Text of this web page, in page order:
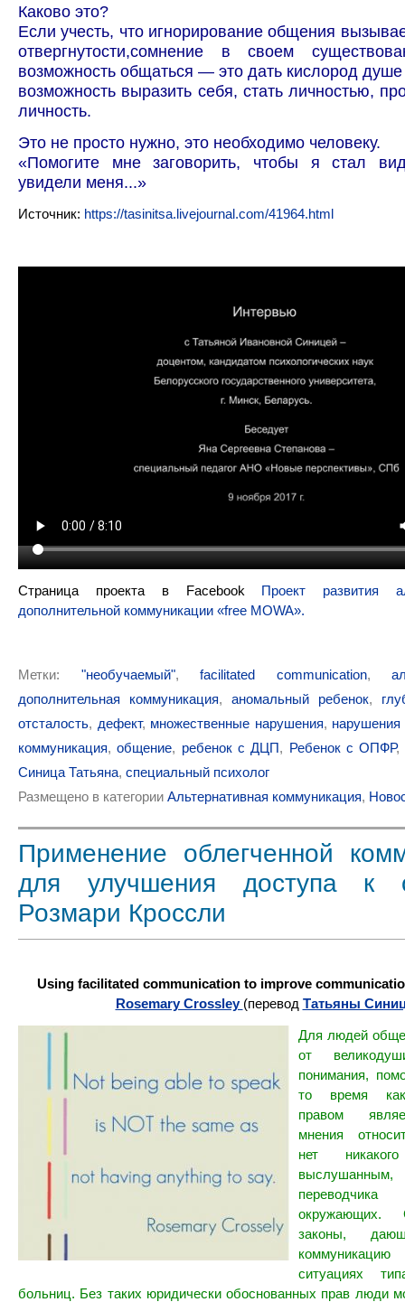
Каково это?
Если учесть, что игнорирование общения
отвергнутости,сомнение в своем
возможность общаться — это дать кислород душе
возможность выразить себя, стать личностью,
личность.
Это не просто нужно, это необходимо человеку.
«Помогите мне заговорить, чтобы я стал
увидели меня...»
Источник: https://tasinitsa.livejournal.com/41964.html
Страница проекта в Facebook Проект развития
дополнительной коммуникации «free MOWA».
Метки: "необучаемый",facilitated communication,
дополнительная коммуникация, аномальный ребенок,
отсталость, дефект, множественные нарушения, нарушения
коммуникация,общение, ребенок с ДЦП, Ребенок с ОПФР,
Синица Татьяна, специальный психолог
Размещено в категории Альтернативная коммуникация,
Применение облегченной
для улучшения доступа к
Розмари Кроссли
Using facilitated communication to improve
Rosemary Crossley (перевод Татьяны
Для людей
от
понимания,
то время
правом
мнения
нет
окружающих.
законы,
ситуациях
больниц. Без таких юридически обоснованных прав люди